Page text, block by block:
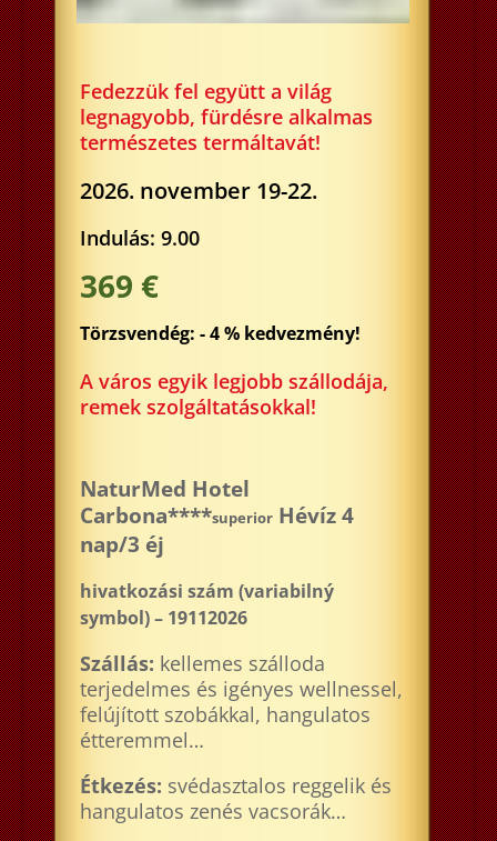
Fedezzük fel együtt a világ
legnagyobb, fürdésre alkalmas
természetes termáltavát!
2026. november 19-22.
Indulás: 9.00
369 €
Törzsvendég: - 4 % kedvezmény!
A város egyik legjobb szállodája,
remek szolgáltatásokkal!
NaturMed Hotel
Carbona****superior Hévíz 4
nap/3 éj
hivatkozási szám (variabilný
symbol) – 19112026
Szállás: kellemes szálloda
terjedelmes és igényes wellnessel,
felújított szobákkal, hangulatos
étteremmel…
Étkezés: svédasztalos reggelik és
hangulatos zenés vacsorák…